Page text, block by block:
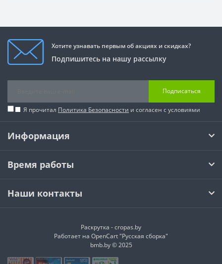
Хотите узнавать первым об акциях и скидках?
Подпишитесь на нашу рассылку
Подписаться
Я прочитал Политика Безопасности и согласен с условиями
Информация
Время работы
Наши контакты
Раскрутка -cropas.by
Работает на OpenCart "Русская сборка"
bmb.by © 2025